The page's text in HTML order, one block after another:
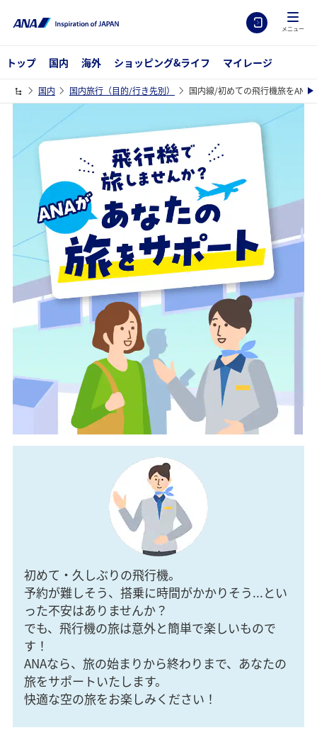
メニュー
トップ 国内 海外 ショッピング&ライフ マイレージ
国内 国内旅行（目的/行き先別） 国内線/初めての飛行機旅をANA
初めて・久しぶりの飛行機。
予約が難しそう、搭乗に時間がかかりそう...とい
った不安はありませんか？
でも、飛行機の旅は意外と簡単で楽しいもので
す！
ANAなら、旅の始まりから終わりまで、あなたの
旅をサポートいたします。
快適な空の旅をお楽しみください！